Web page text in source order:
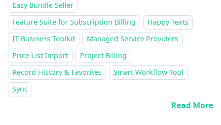
Easy Bundle Seller
Feature Suite for Subscription Billing
Happy Texts
IT-Business Toolkit
Managed Service Providers
Price List Import
Project Billing
Record History & Favorites
Smart Workflow Tool
Sync
Read More